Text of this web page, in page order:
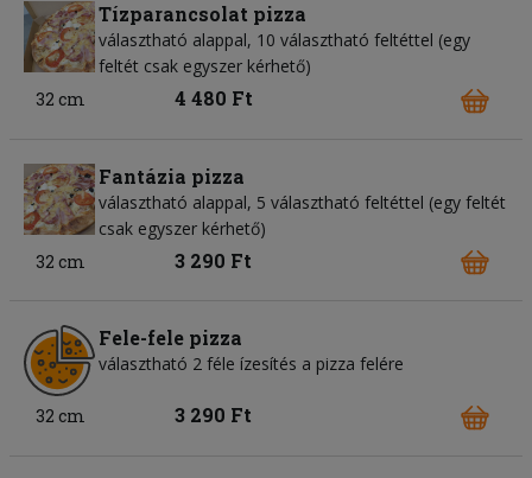
Tízparancsolat pizza
választható alappal, 10 választható feltéttel (egy
feltét csak egyszer kérhető)
32 cm
4 480 Ft
Fantázia pizza
választható alappal, 5 választható feltéttel (egy feltét
csak egyszer kérhető)
32 cm
3 290 Ft
Fele-fele pizza
választható 2 féle ízesítés a pizza felére
32 cm 3 290 Ft